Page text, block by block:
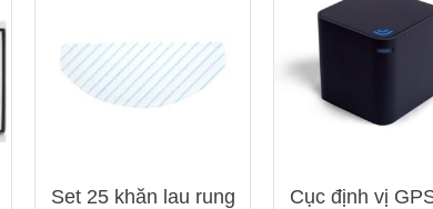
Set 25 khăn lau rung
Cục định vị